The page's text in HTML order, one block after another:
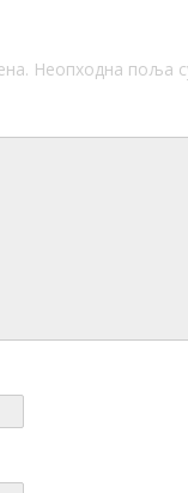
Неопходна поља